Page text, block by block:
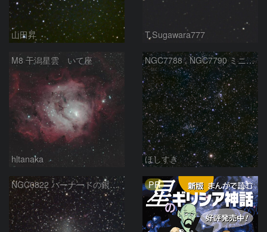
山田昇 T.Sugawara777
M8 干潟星雲 いて座
hltanaka
NGC7788 , NGC7790 ミニ二重星団
ほしすき
NGC6822 バーナードの銀河 いて座 PR